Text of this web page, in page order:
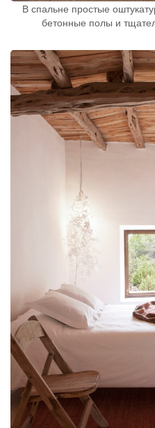
В спальне простые
бетонные полы и